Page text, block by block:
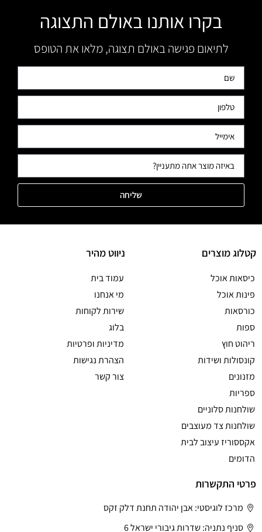
בקרו אותנו באולם התצוגה
לתיאום פגישה באולם תצוגה, מלאו את הטופס
שליחה
קטלוג מוצרים
כיסאות אוכל
פינות אוכל
כורסאות
ספות
ריהוט חוץ
קונסולות ושידות
מזנונים
ספריות
שולחנות סלוניים
שולחנות צד מעוצבים
אקססוריז עיצוב לבית
הדומים
ניווט מהיר
עמוד בית
מי אנחנו
שירות לקוחות
בלוג
מדיניות ופרטיות
הצהרת נגישות
צור קשר
פרטי התקשרות
מרכז לוגיסטי: אבן יהודה תחנת דלק זקס
סניף נתניה: שדרות גיבורי ישראל 6